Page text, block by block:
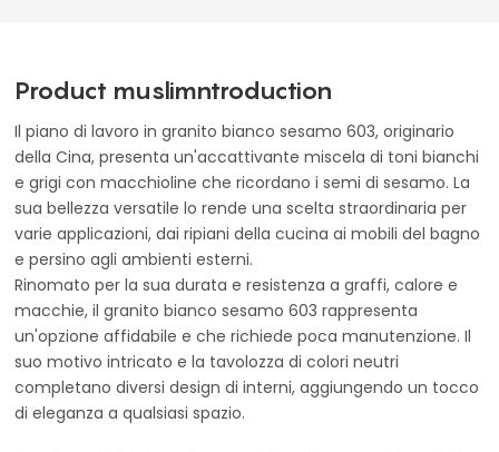
Product muslimntroduction
Il piano di lavoro in granito bianco sesamo 603, originario
della Cina, presenta un'accattivante miscela di toni bianchi
e grigi con macchioline che ricordano i semi di sesamo. La
sua bellezza versatile lo rende una scelta straordinaria per
varie applicazioni, dai ripiani della cucina ai mobili del bagno
e persino agli ambienti esterni.
Rinomato per la sua durata e resistenza a graffi, calore e
macchie, il granito bianco sesamo 603 rappresenta
un'opzione affidabile e che richiede poca manutenzione. Il
suo motivo intricato e la tavolozza di colori neutri
completano diversi design di interni, aggiungendo un tocco
di eleganza a qualsiasi spazio.